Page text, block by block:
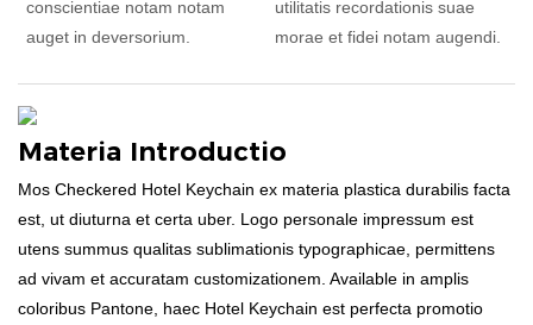
conscientiae notam notam
auget in deversorium.
utilitatis recordationis suae
morae et fidei notam augendi.
Materia Introductio
Mos Checkered Hotel Keychain ex materia plastica durabilis facta
est, ut diuturna et certa uber. Logo personale impressum est
utens summus qualitas sublimationis typographicae, permittens
ad vivam et accuratam customizationem. Available in amplis
coloribus Pantone, haec Hotel Keychain est perfecta promotio